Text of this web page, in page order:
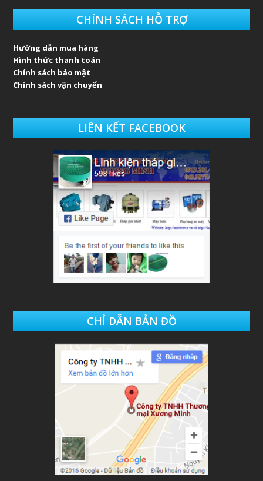
CHÍNH SÁCH HỖ TRỢ
Hướng dẫn mua hàng
Hình thức thanh toán
Chính sách bảo mật
Chính sách vận chuyển
LIÊN KẾT FACEBOOK
CHỈ DẪN BẢN ĐỒ